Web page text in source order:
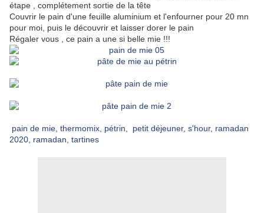
étape , complétement sortie de la tête
Couvrir le pain d'une feuille aluminium et l'enfourner pour 20 mn
pour moi, puis le découvrir et laisser dorer le pain
Régaler vous , ce pain a une si belle mie !!!
pain de mie thermomix pétrin petit déjeuner, s'hour, ramadan
2020 ramadan tartines